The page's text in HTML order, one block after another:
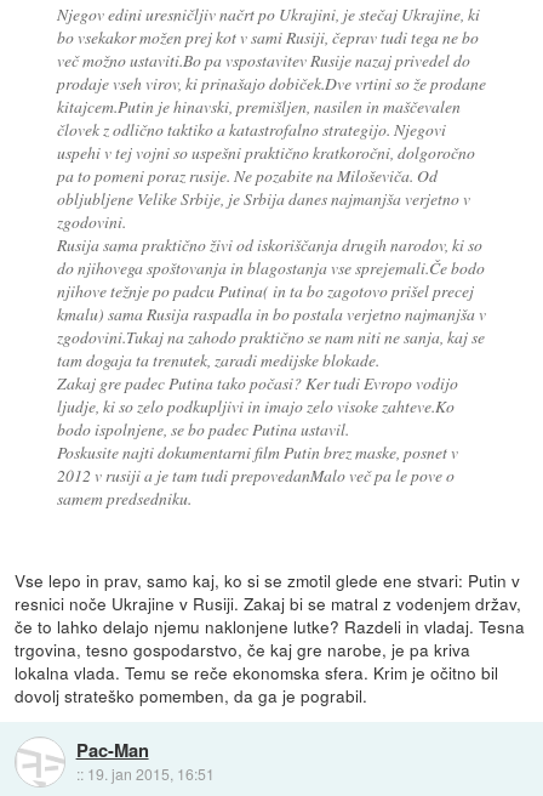
Njegov edini uresničljiv načrt po Ukrajini, je stečaj Ukrajine, ki
bo vsekakor možen prej kot v sami Rusiji, čeprav tudi tega ne bo
več možno ustaviti.Bo pa vspostavitev Rusije nazaj privedel do
prodaje vseh virov, ki prinašajo dobiček.Dve vrtini so že prodane
kitajcem.Putin je hinavski, premišljen, nasilen in maščevalen
človek z odlično taktiko a katastrofalno strategijo. Njegovi
uspehi v tej vojni so uspešni praktično kratkoročni, dolgoročno
pa to pomeni poraz rusije. Ne pozabite na Miloševiča. Od
obljubljene Velike Srbije, je Srbija danes najmanjša verjetno v
zgodovini.
Rusija sama praktično živi od iskoriščanja drugih narodov, ki so
do njihovega spoštovanja in blagostanja vse sprejemali.Če bodo
njihove težnje po padcu Putina( in ta bo zagotovo prišel precej
kmalu) sama Rusija raspadla in bo postala verjetno najmanjša v
zgodovini.Tukaj na zahodo praktično se nam niti ne sanja, kaj se
tam dogaja ta trenutek, zaradi medijske blokade.
Zakaj gre padec Putina tako počasi? Ker tudi Evropo vodijo
ljudje, ki so zelo podkupljivi in imajo zelo visoke zahteve.Ko
bodo ispolnjene, se bo padec Putina ustavil.
Poskusite najti dokumentarni film Putin brez maske, posnet v
2012 v rusiji a je tam tudi prepovedanMalo več pa le pove o
samem predsedniku.
Vse lepo in prav, samo kaj, ko si se zmotil glede ene stvari: Putin v
resnici noče Ukrajine v Rusiji. Zakaj bi se matral z vodenjem držav,
če to lahko delajo njemu naklonjene lutke? Razdeli in vladaj. Tesna
trgovina, tesno gospodarstvo, če kaj gre narobe, je pa kriva
lokalna vlada. Temu se reče ekonomska sfera. Krim je očitno bil
dovolj strateško pomemben, da ga je pograbil.
Pac-Man
:: 19. jan 2015, 16:51